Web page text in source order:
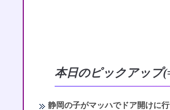
本日のピックアップ
静岡の子がマッハでドア開けに